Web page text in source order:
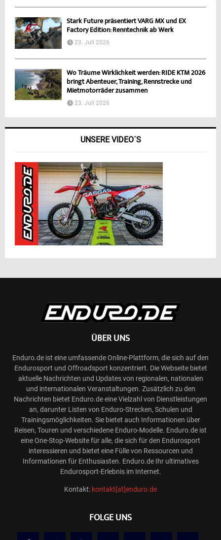
Stark Future präsentiert VARG MX und EX
Factory Edition: Renntechnik ab Werk
23. Juli 2026
Wo Träume Wirklichkeit werden: RIDE KTM 2026
bringt Abenteuer, Training, Rennstrecke und
Mietmotorräder zusammen
23. Juli 2026
UNSERE VIDEO´S
ÜBER UNS
Enduro.de ist eine umfassende Online-Plattform, die sich auf den
Endurosport und Offroadsport konzentriert. Die Webseite bietet
aktuelle Nachrichten und Updates von regionalen, nationalen
und internationalen Veranstaltungen. Zusätzlich zu den
Nachrichten bietet Enduro.de eine Vielzahl von Dienstleistungen
an, darunter Listen von Enduro-Strecken, Schulen und
Trainingsmöglichkeiten. Sie bietet auch Informationen über
Reisen, Touren und verschiedene Enduro-Modelle. Enduro.de ist
eine One-Stop-Website für alle, die sich für den Endurosport
interessieren und bietet eine Fülle von Ressourcen und
Informationen für Enthusiasten. Enduro.de Ihr ultimatives
Endurosport-Erlebnis im Internet.
Kontakt: kontakt[at]enduro.de
FOLGE UNS